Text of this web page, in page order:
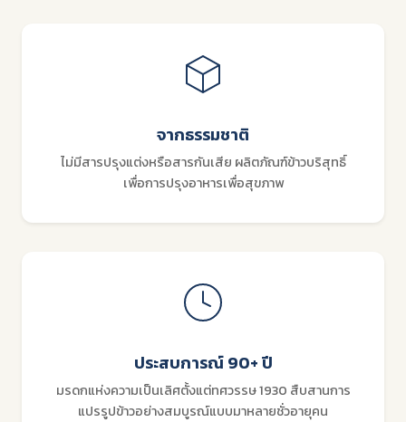
จากธรรมชาติ
ไม่มีสารปรุงแต่งหรือสารกันเสีย ผลิตภัณฑ์ข้าวบริสุทธิ์
เพื่อการปรุงอาหารเพื่อสุขภาพ
ประสบการณ์ 90+ ปี
มรดกแห่งความเป็นเลิศตั้งแต่ทศวรรษ 1930 สืบสานการ
แปรรูปข้าวอย่างสมบูรณ์แบบมาหลายชั่วอายุคน